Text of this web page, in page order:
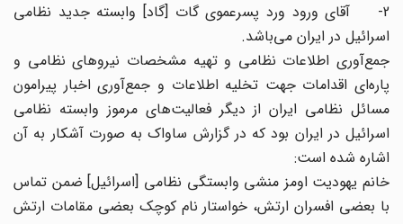
2- آقای ورود ورد پسرعموی گات [گاد] وابسته جدید نظامی
اسرائیل در ایران می‌باشد.
جمع‌آوری اطلاعات نظامی و تهیه مشخصات نیروهای نظامی و
پاره‌ای اقدامات جهت تخلیه اطلاعات و جمع‌آوری اخبار پیرامون
مسائل نظامی ایران از دیگر فعالیت‌های مرموز وابسته نظامی
اسرائیل در ایران بود که در گزارش ساواک به صورت آشکار به آن
اشاره شده است:
خانم یهودیت اومز منشی وابستگی نظامی [اسرائیل] ضمن تماس
با بعضی افسران ارتش، خواستار نام کوچک بعضی مقامات ارتش